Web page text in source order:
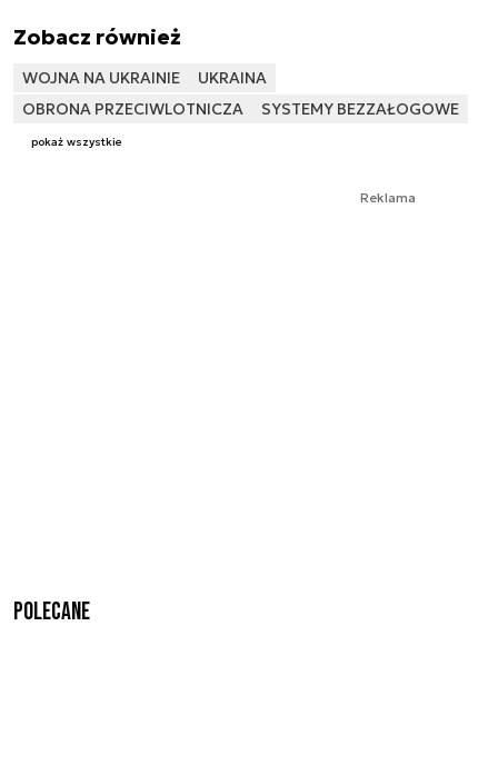
Zobacz również
WOJNA NA UKRAINIE
UKRAINA
OBRONA PRZECIWLOTNICZA
SYSTEMY BEZZAŁOGOWE
pokaż wszystkie
Reklama
Polecane